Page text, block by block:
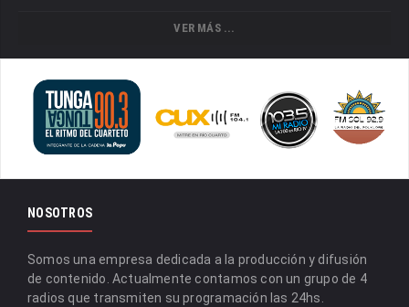
VER MÁS ...
NOSOTROS
Somos una empresa dedicada a la producción y difusión
de contenido. Actualmente contamos con un grupo de 4
radios que transmiten su programación las 24hs.